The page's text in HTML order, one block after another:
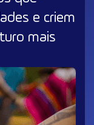
e criem
mais